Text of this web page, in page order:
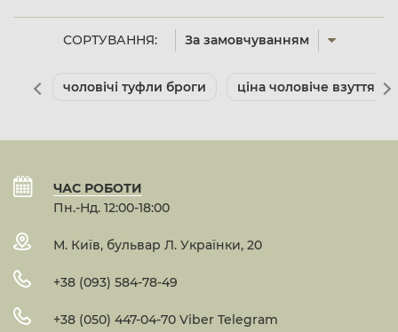
СОРТУВАННЯ: За замовчуванням
чоловічі туфли броги ціна чоловіче взуття
ЧАС РОБОТИ
Пн.-Нд. 12:00-18:00
М. Київ, бульвар Л. Українки, 20
+38 (093) 584-78-49
+38 (050) 447-04-70 Viber Telegram